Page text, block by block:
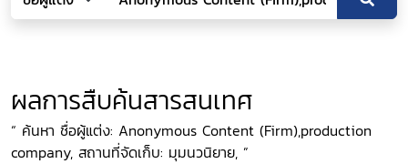
ผลการสืบค้นสารสนเทศ
“ ค้นหา ชื่อผู้แต่ง: Anonymous Content (Firm),production
company, สถานที่จัดเก็บ: มุมนวนิยาย, ”